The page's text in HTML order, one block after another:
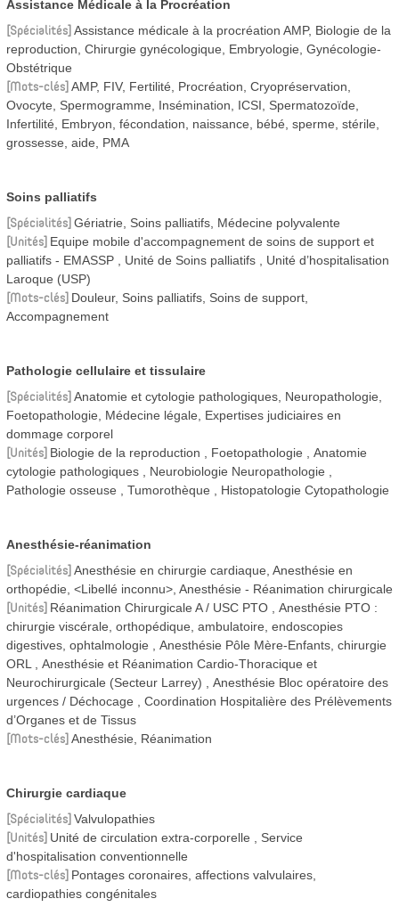
Assistance Médicale à la Procréation
Spécialités Assistance médicale à la procréation AMP, Biologie de la
reproduction, Chirurgie gynécologique, Embryologie, Gynécologie-
Obstétrique
Mots-clés AMP, FIV, Fertilité, Procréation, Cryopréservation,
Ovocyte, Spermogramme, Insémination, ICSI, Spermatozoïde,
Infertilité, Embryon, fécondation, naissance, bébé, sperme, stérile,
grossesse, aide, PMA
Soins palliatifs
Spécialités Gériatrie, Soins palliatifs, Médecine polyvalente
Unités Equipe mobile d'accompagnement de soins de support et
palliatifs - EMASSP
Unité de Soins palliatifs
Unité d’hospitalisation
Laroque (USP)
Mots-clés Douleur, Soins palliatifs, Soins de support,
Accompagnement
Pathologie cellulaire et tissulaire
Spécialités Anatomie et cytologie pathologiques, Neuropathologie,
Foetopathologie, Médecine légale, Expertises judiciaires en
dommage corporel
Unités Biologie de la reproduction Foetopathologie
Anatomie
cytologie pathologiques
Neurobiologie Neuropathologie
Pathologie osseuse
Tumorothèque Histopatologie Cytopathologie
Anesthésie-réanimation
Spécialités Anesthésie en chirurgie cardiaque, Anesthésie en
orthopédie, <Libellé inconnu>, Anesthésie - Réanimation chirurgicale
Unités Réanimation Chirurgicale A / USC PTO
Anesthésie PTO :
chirurgie viscérale, orthopédique, ambulatoire, endoscopies
digestives, ophtalmologie
Anesthésie Pôle Mère-Enfants, chirurgie
ORL
Anesthésie et Réanimation Cardio-Thoracique et
Neurochirurgicale (Secteur Larrey)
Anesthésie Bloc opératoire des
urgences / Déchocage
Coordination Hospitalière des Prélèvements
d’Organes et de Tissus
Mots-clés Anesthésie, Réanimation
Chirurgie cardiaque
Spécialités Valvulopathies
Unités Unité de circulation extra-corporelle
Service
d'hospitalisation conventionnelle
Mots-clés Pontages coronaires, affections valvulaires,
cardiopathies congénitales